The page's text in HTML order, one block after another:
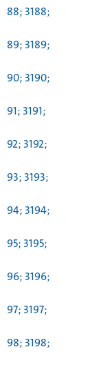
88; 3188;
89; 3189;
90; 3190;
91; 3191;
92; 3192;
93; 3193;
94; 3194;
95; 3195;
96; 3196;
97; 3197;
98; 3198;